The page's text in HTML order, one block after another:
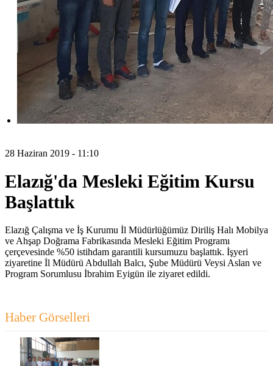
28 Haziran 2019 - 11:10
Elazığ'da Mesleki Eğitim Kursu
Başlattık
Elazığ Çalışma ve İş Kurumu İl Müdürlüğümüz Diriliş Halı Mobilya
ve Ahşap Doğrama Fabrikasında Mesleki Eğitim Programı
çerçevesinde %50 istihdam garantili kursumuzu başlattık. İşyeri
ziyaretine İl Müdürü Abdullah Balcı, Şube Müdürü Veysi Aslan ve
Program Sorumlusu İbrahim Eyigün ile ziyaret edildi.
Haber Görselleri